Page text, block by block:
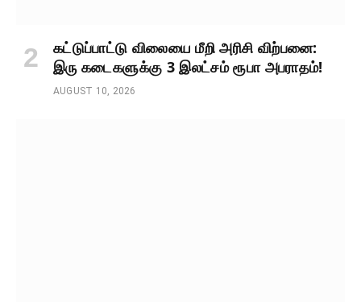
கட்டுப்பாட்டு விலையை மீறி அரிசி விற்பனை:
இரு கடைகளுக்கு 3 இலட்சம் ரூபா அபராதம்!
AUGUST 10, 2026